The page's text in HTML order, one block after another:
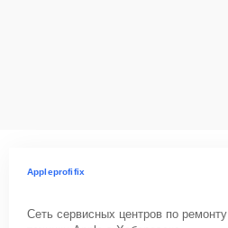
Appleprofifix
Сеть сервисных центров по ремонту